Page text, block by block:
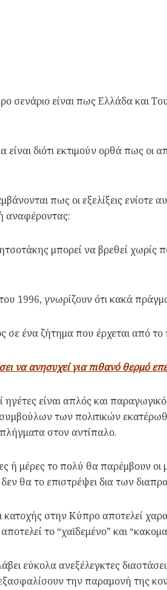
σενάριο είναι πως Ελλάδα και
διότι εκτιμούν ορθά πως οι
πως οι εξελίξεις
αναφέροντας:
μπορεί να βρεθεί χωρίς
1996, γνωρίζουν ότι κακά
σε ένα ζήτημα που έρχεται από
να ανησυχεί για πιθανό θερμό
είναι απλός και
των πολιτικών
στον αντίπαλο.
μέρες το πολύ θα παρέμβουν οι
θα το επιστρέψει δια των
στην Κύπρο αποτελεί
το “χαϊδεμένο” και
εύκολα ανεξέλεγκτες
την παραμονή της